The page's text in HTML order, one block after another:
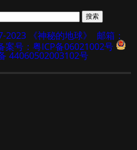
《神秘的地球》
邮箱：
案号：粤ICP备06021002号
44060502003102号